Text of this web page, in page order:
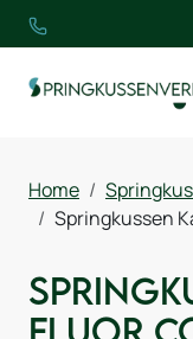
Home
Springkussen